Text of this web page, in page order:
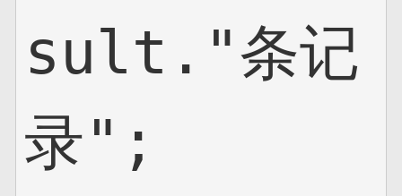
sult."条记
录";